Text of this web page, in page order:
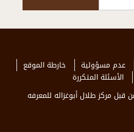
عدم مسؤولية
خارطة الموقع
الأسئلة المتكررة
مركز طلال أبوغزاله للمعرفه